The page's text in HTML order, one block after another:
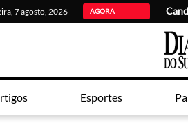
7 agosto, 2026 AGORA
Esportes